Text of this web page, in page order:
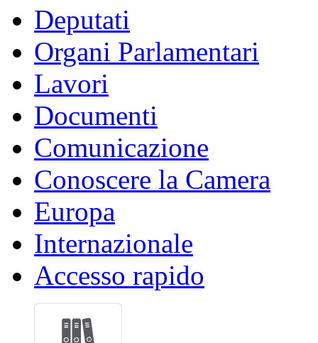
Deputati
Organi Parlamentari
Lavori
Documenti
Comunicazione
Conoscere la Camera
Europa
Internazionale
Accesso rapido